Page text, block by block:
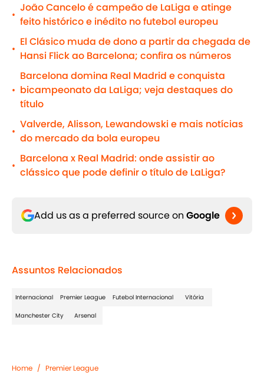
•
João Cancelo é campeão de LaLiga e atinge
feito histórico e inédito no futebol europeu
•
El Clásico muda de dono a partir da chegada de
Hansi Flick ao Barcelona; confira os números
•
Barcelona domina Real Madrid e conquista
bicampeonato da LaLiga; veja destaques do
título
•
Valverde, Alisson, Lewandowski e mais notícias
do mercado da bola europeu
•
Barcelona x Real Madrid: onde assistir ao
clássico que pode definir o título de LaLiga?
Add us as a preferred source on Google
Assuntos Relacionados
Internacional Premier League Futebol Internacional Vitória
Manchester City Arsenal
Home / Premier League